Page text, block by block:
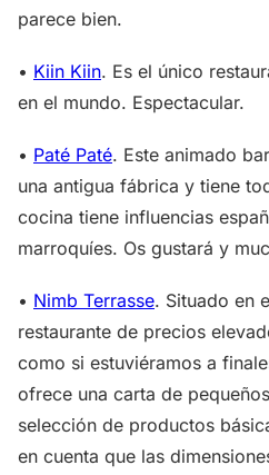
parece bien.
• Kiin Kiin. Es el único
en el mundo. Espectacular.
• Paté Paté. Este animado
una antigua fábrica y tiene
cocina tiene influencias
marroquíes. Os gustará y
• Nimb Terrasse. Situado en
restaurante de precios
como si estuviéramos a
ofrece una carta de
selección de productos
en cuenta que las